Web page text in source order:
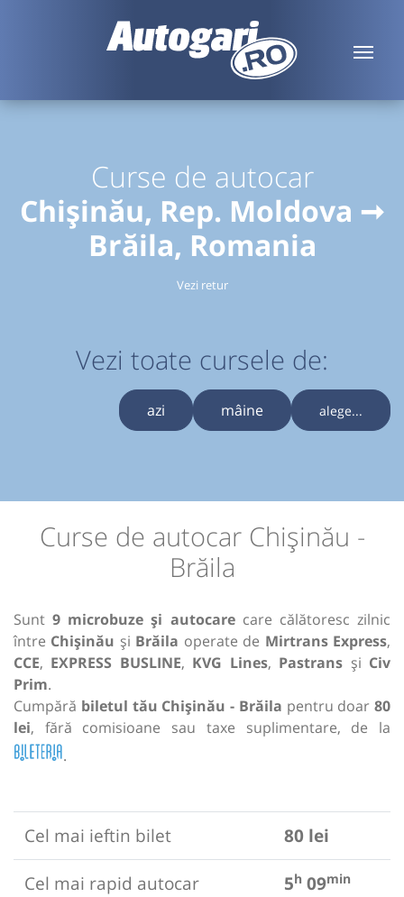
Curse de autocar
Chișinău, Rep. Moldova ➞
Brăila, Romania
Vezi retur
Vezi toate cursele de:
azi mâine alege...
Curse de autocar Chișinău -
Brăila
Sunt9 microbuze și autocarecare călătoresc zilnic
între Chișinău și Brăila operate de Mirtrans Express,
CCE, EXPRESS BUSLINE, KVG Lines, Pastrans și Civ
Prim.
Cumpără biletul tău Chișinău - Brăila pentru doar 80
lei, fără comisioane sau taxe suplimentare, de la
.
Cel mai ieftin bilet
80 lei
Cel mai rapid autocar
5h 09min